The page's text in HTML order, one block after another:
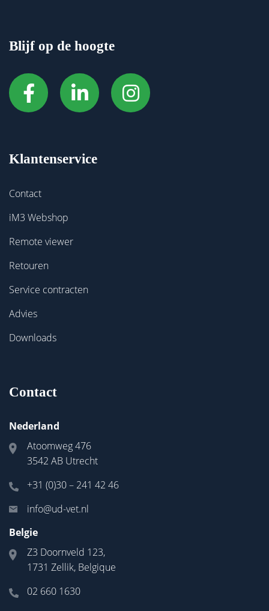
Blijf op de hoogte
Klantenservice
Contact
iM3 Webshop
Remote viewer
Retouren
Service contracten
Advies
Downloads
Contact
Nederland
Atoomweg 476
3542 AB Utrecht
+31 (0)30 – 241 42 46
info@ud-vet.nl
Belgie
Z3 Doornveld 123,
1731 Zellik, Belgique
02 660 1630